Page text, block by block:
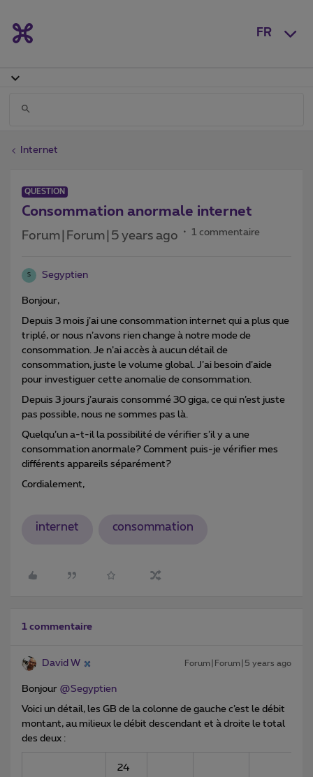
FR
Internet
QUESTION
Consommation anormale internet
Forum|Forum|5 years ago 1 commentaire
S Segyptien
Bonjour,
Depuis 3 mois j’ai une consommation internet qui a plus que
triplé, or nous n’avons rien change à notre mode de
consommation. Je n’ai accès à aucun détail de
consommation, juste le volume global. J’ai besoin d’aide
pour investiguer cette anomalie de consommation.
Depuis 3 jours j’aurais consommé 30 giga, ce qui n’est juste
pas possible, nous ne sommes pas là.
Quelqu’un a-t-il la possibilité de vérifier s’il y a une
consommation anormale? Comment puis-je vérifier mes
différents appareils séparément?
Cordialement,
internet consommation
1 commentaire
David W Forum|Forum|5 years ago
Bonjour @Segyptien
Voici un détail, les GB de la colonne de gauche c’est le débit
montant, au milieux le débit descendant et à droite le total
des deux :
24